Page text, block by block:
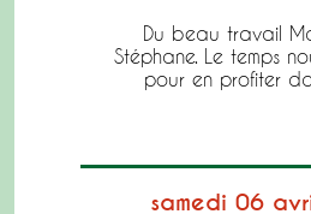
Du beau travail
Stéphane. Le temps
pour en profiter
samedi 06